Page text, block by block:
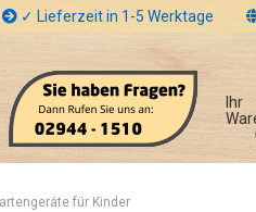
✓ Lieferzeit in 1-5 Werktage
Ihr
für Kinder